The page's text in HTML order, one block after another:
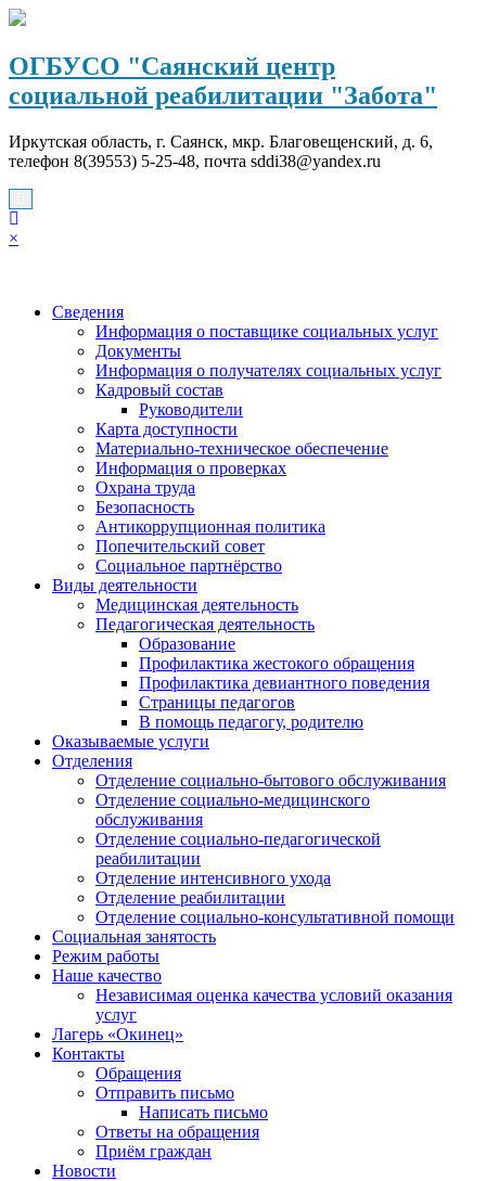
Перейти
содержимому
ОГБУСО "Саянский центр
социальной реабилитации "Забота"
Иркутская область, г. Саянск, мкр. Благовещенский, д. 6,
телефон 8(39553) 5-25-48, почта sddi38@yandex.ru
×
Сведения
Информация о поставщике социальных услуг
Документы
Информация о получателях социальных услуг
Кадровый состав
Руководители
Карта доступности
Материально-техническое обеспечение
Информация о проверках
Охрана труда
Безопасность
Антикоррупционная политика
Попечительский совет
Социальное партнёрство
Виды деятельности
Медицинская деятельность
Педагогическая деятельность
Образование
Профилактика жестокого обращения
Профилактика девиантного поведения
Страницы педагогов
В помощь педагогу, родителю
Оказываемые услуги
Отделения
Отделение социально-бытового обслуживания
Отделение социально-медицинского
обслуживания
Отделение социально-педагогической
реабилитации
Отделение интенсивного ухода
Отделение реабилитации
Отделение социально-консультативной помощи
Социальная занятость
Режим работы
Наше качество
Независимая оценка качества условий оказания
услуг
Лагерь «Окинец»
Контакты
Обращения
Отправить письмо
Написать письмо
Ответы на обращения
Приём граждан
Новости